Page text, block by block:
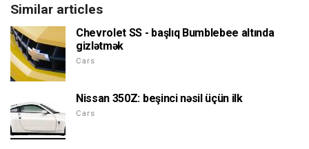
Similar articles
Chevrolet SS - başlıq Bumblebee altında
gizlətmək
Cars
Nissan 350Z: beşinci nəsil üçün ilk
Cars